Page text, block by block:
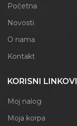
Početna
Novosti
O nama
Kontakt
KORISNI LINKOVI
Moj nalog
Moja korpa